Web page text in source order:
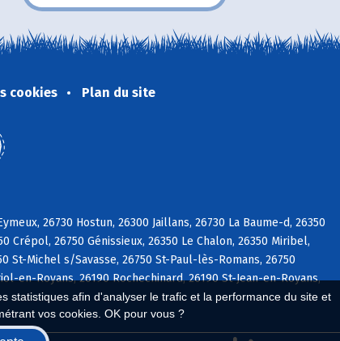
statistiques afin d'analyser le trafic et la performance du site et
vos cookies. OK pour vous ?
cookies Plan du site
26730 Hostun, 26300 Jaillans, 26730 La Baume-d, 26350
Crépol, 26750 Génissieux, 26350 Le Chalon, 26350 Miribel,
St-Michel s/Savasse, 26750 St-Paul-lès-Romans, 26750
en-Royans, 26190 Rochechinard, 26190 St-Jean-en-Royans,